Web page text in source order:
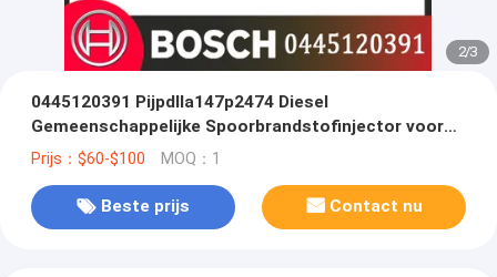
2/3
0445120391 Pijpdlla147p2474 Diesel
Gemeenschappelijke Spoorbrandstofinjector voor
de Motor van Weichai WP10
Prijs：$60-$100 MOQ：1
Beste prijs Contact nu